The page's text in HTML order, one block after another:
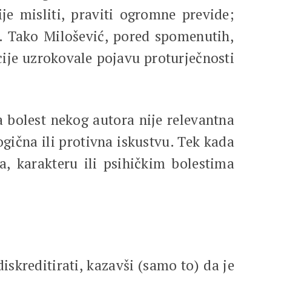
misliti, praviti ogromne previde;
Milošević, pored spomenutih,
uzrokovale pojavu proturječnosti
nekog autora nije relevantna
ili protivna iskustvu. Tek kada
karakteru ili psihičkim bolestima
kazavši (samo to) da je